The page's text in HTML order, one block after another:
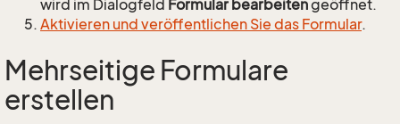
wird im Dialogfeld Formular bearbeitengeöffnet.
Aktivieren und veröffentlichen Sie das Formular.
Mehrseitige Formulare
erstellen